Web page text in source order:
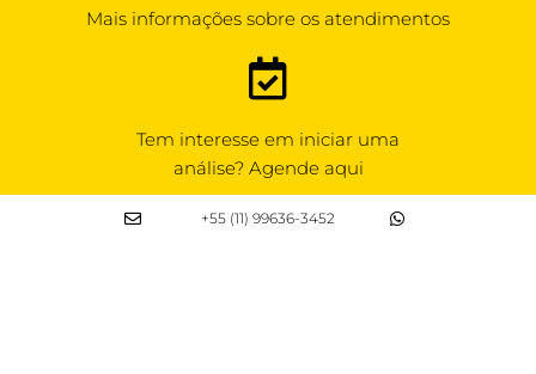
Mais informações sobre os atendimentos
Tem interesse em iniciar uma
análise? Agende aqui
+55 (11) 99636-3452